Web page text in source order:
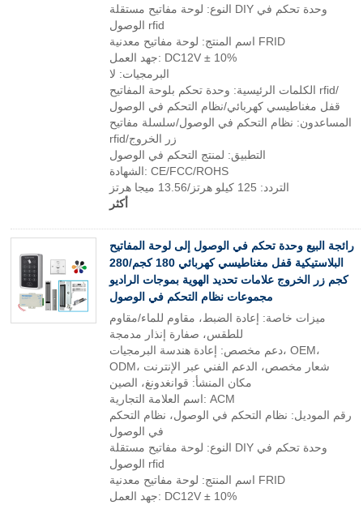
النوع: لوحة مفاتيح مستقلة DIY وحدة تحكم في
الوصول rfid
اسم المنتج: لوحة مفاتيح معدنية FRID
جهد العمل: DC12V ± 10%
البرمجيات: لا
الكلمات الرئيسية: وحدة تحكم بلوحة المفاتيح rfid/
قفل مغناطيسي كهربائي/نظام التحكم في الوصول
المساعدون: نظام التحكم في الوصول/سلسلة مفاتيح
rfid/زر الخروج
التطبيق: لمنتج التحكم في الوصول
الشهادة: CE/FCC/ROHS
التردد: 125 كيلو هرتز/13.56 ميجا هرتز
أكثر
رائجة البيع وحدة تحكم في الوصول إلى لوحة المفاتيح
البلاستيكية قفل مغناطيسي كهربائي 180 كجم/280
كجم زر الخروج علامات تحديد الهوية بموجات الراديو
مجموعات نظام التحكم في الوصول
ميزات خاصة: إعادة الضبط، مقاوم للماء/مقاوم
للطقس، صفارة إنذار مدمجة
دعم مخصص: إعادة هندسة البرمجيات، OEM،
ODM، شعار مخصص، الدعم الفني عبر الإنترنت
مكان المنشأ: قوانغدونغ، الصين
اسم العلامة التجارية: ACM
رقم الموديل: نظام التحكم في الوصول، نظام التحكم
في الوصول
النوع: لوحة مفاتيح مستقلة DIY وحدة تحكم في
الوصول rfid
اسم المنتج: لوحة مفاتيح معدنية FRID
جهد العمل: DC12V ± 10%